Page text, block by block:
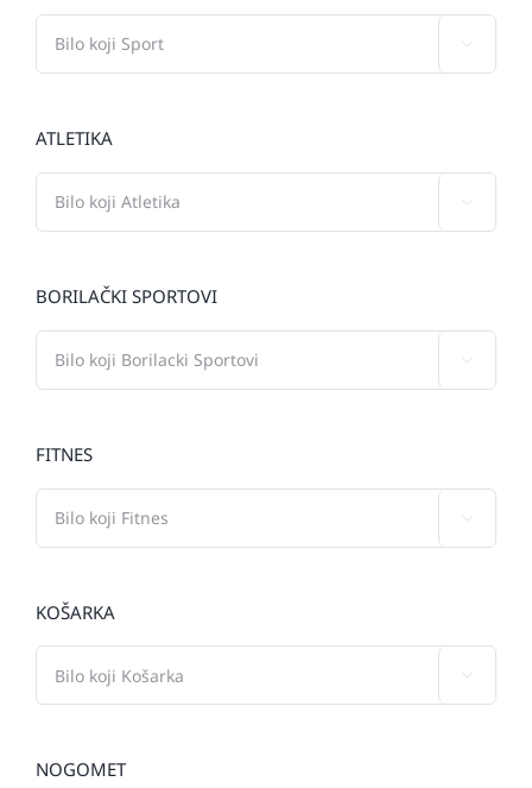
ATLETIKA
BORILAČKI SPORTOVI
FITNES
KOŠARKA
NOGOMET